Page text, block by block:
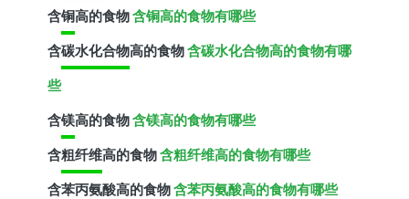
含铜高的食物含铜高的食物有哪些
含碳水化合物高的食物含碳水化合物高的食物有哪
些
含镁高的食物含镁高的食物有哪些
含粗纤维高的食物含粗纤维高的食物有哪些
含苯丙氨酸高的食物含苯丙氨酸高的食物有哪些